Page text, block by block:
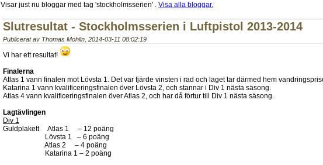
Visar just nu bloggar med tag 'stockholmsserien' . Visa alla bloggar.
Slutresultat - Stockholmsserien i Luftpistol 2013-2014
Publicerat av Thomas Mohlin 2014-03-11 08:02:19
Vi har ett resultat!
Finalerna
Atlas 1 vann finalen mot Lövsta 1. Det var fjärde vinsten i rad och laget tar därmed hem
Katarina 1 vann kvalificeringsfinalen över Lövsta 2, och stannar i Div 1 nästa säsong.
Atlas 4 vann kvalificeringsfinalen över Atlas 2, och har då förtur till Div 1 nästa säsong.
Lagtävlingen
Div 1
Guldplakett Atlas 1 – 12 poäng
Lövsta 1 – 6 poäng
Atlas 2 – 4 poäng
Katarina 1 – 2 poäng